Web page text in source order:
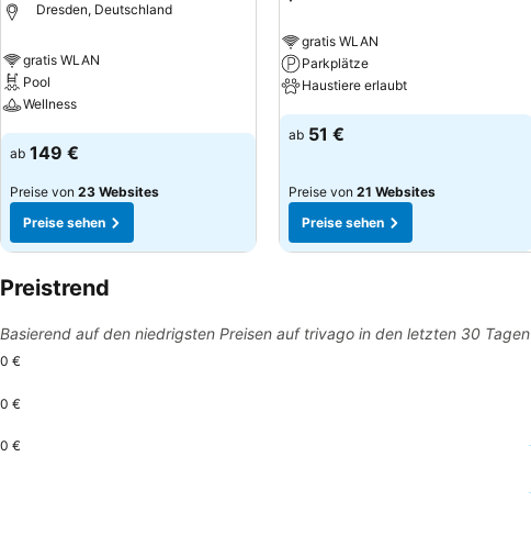
Dresden, Deutschland
gratis WLAN
Pool
Wellness
Preise sehen
ab 149 €
Preise von 23 Websites
Preise sehen
gratis WLAN
Parkplätze
Haustiere erlaubt
Preise sehen
ab 51 €
Preise von 21 Websites
Preise sehen
Preistrend
Basierend auf den niedrigsten Preisen auf trivago in den letzten 30 Tagen
0 €
0 €
0 €